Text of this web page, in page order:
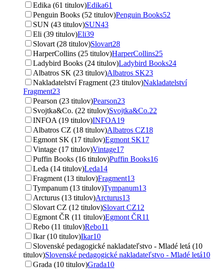
Edika (61 titulov)Edika61
Penguin Books (52 titulov)Penguin Books52
SUN (43 titulov)SUN43
Eli (39 titulov)Eli39
Slovart (28 titulov)Slovart28
HarperCollins (25 titulov)HarperCollins25
Ladybird Books (24 titulov)Ladybird Books24
Albatros SK (23 titulov)Albatros SK23
Nakladatelství Fragment (23 titulov)Nakladatelství
Fragment23
Pearson (23 titulov)Pearson23
Svojtka&Co. (22 titulov)Svojtka&Co.22
INFOA (19 titulov)INFOA19
Albatros CZ (18 titulov)Albatros CZ18
Egmont SK (17 titulov)Egmont SK17
Vintage (17 titulov)Vintage17
Puffin Books (16 titulov)Puffin Books16
Leda (14 titulov)Leda14
Fragment (13 titulov)Fragment13
Tympanum (13 titulov)Tympanum13
Arcturus (13 titulov)Arcturus13
Slovart CZ (12 titulov)Slovart CZ12
Egmont ČR (11 titulov)Egmont ČR11
Rebo (11 titulov)Rebo11
Ikar (10 titulov)Ikar10
Slovenské pedagogické nakladateľstvo - Mladé letá (10
titulov)Slovenské pedagogické nakladateľstvo - Mladé letá10
Grada (10 titulov)Grada10